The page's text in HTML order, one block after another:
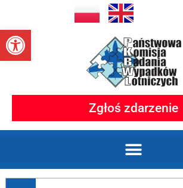
Otwórz pasek
Zgłoś zdarzenie